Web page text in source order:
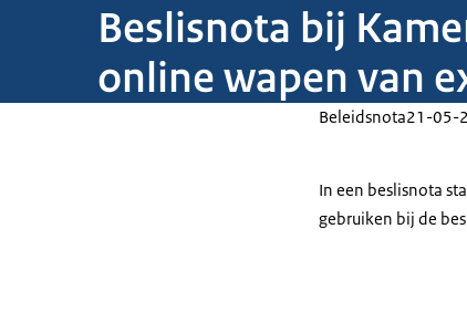
Beslisnota bij
online wapen van
Beleidsnota21-05-
In een beslisnota
gebruiken bij de